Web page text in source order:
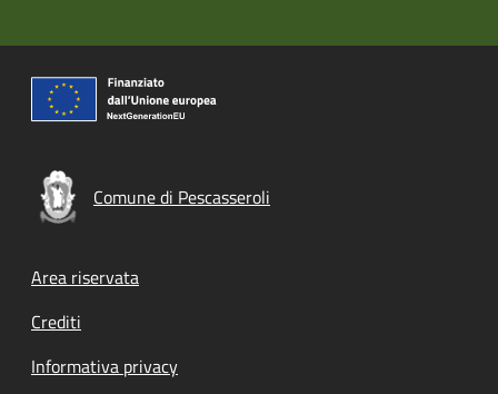
Comune di Pescasseroli
Footer menu
Area riservata
Crediti
Informativa privacy